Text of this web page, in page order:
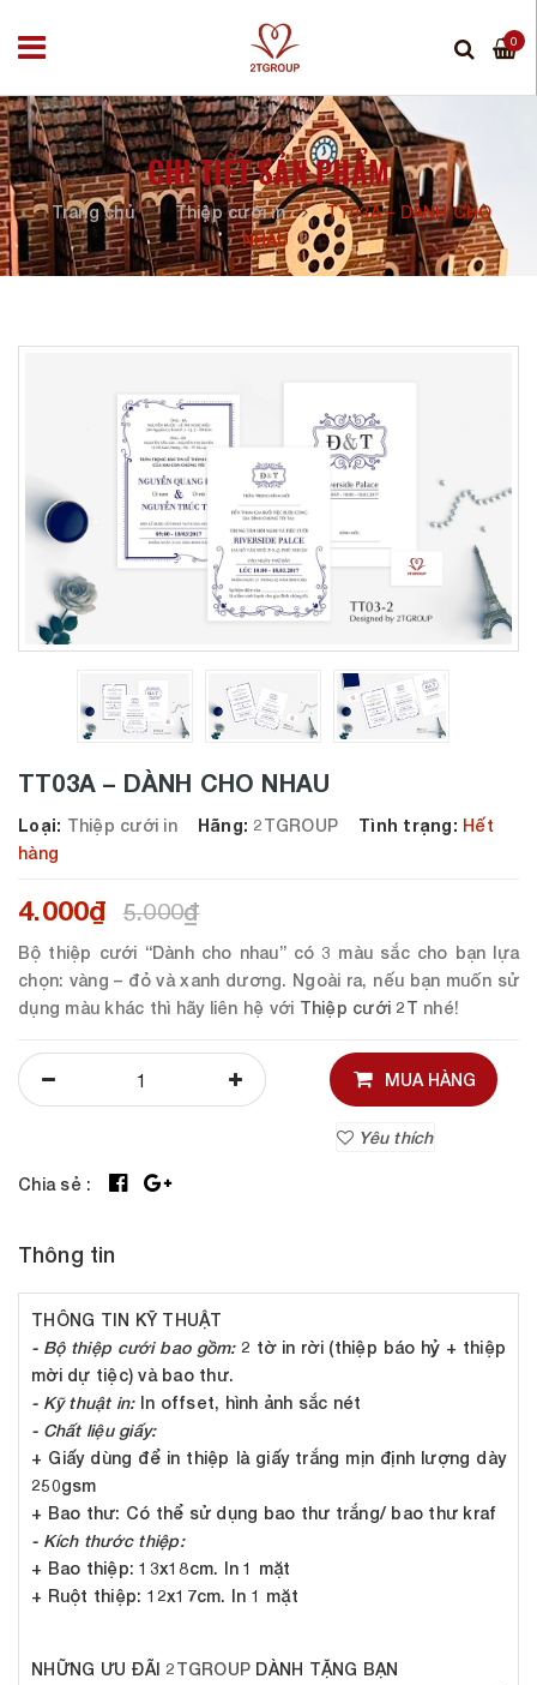
0
CHI TIẾT SẢN PHẨM
Trang chủ Thiệp cưới in
TT03A – DÀNH CHO
NHAU
TT03A – DÀNH CHO NHAU
Loại: Thiệp cưới inHãng: 2TGROUP Tình trạng: Hết
hàng
4.000₫ 5.000₫
Bộ thiệp cưới “Dành cho nhau” có 3 màu sắc cho bạn lựa
chọn: vàng – đỏ và xanh dương. Ngoài ra, nếu bạn muốn sử
dụng màu khác thì hãy liên hệ với Thiệp cưới 2T nhé!
MUA HÀNG
Yêu thích
Chia sẻ :
Thông tin
THÔNG TIN KỸ THUẬT
- Bộ thiệp cưới bao gồm:2 tờ in rời (thiệp báo hỷ + thiệp
mời dự tiệc) và bao thư.
- Kỹ thuật in:In offset, hình ảnh sắc nét
- Chất liệu giấy:
+ Giấy dùng để in thiệp là giấy trắng mịn định lượng dày
250gsm
+ Bao thư: Có thể sử dụng bao thư trắng/ bao thư kraf
- Kích thước thiệp:
+ Bao thiệp: 13x18cm. In 1 mặt
+ Ruột thiệp: 12x17cm. In 1 mặt
NHỮNG ƯU ĐÃI 2TGROUP DÀNH TẶNG BẠN